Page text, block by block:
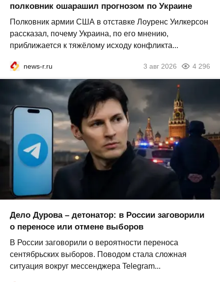
полковник ошарашил прогнозом по Украине
Полковник армии США в отставке Лоуренс Уилкерсон
рассказал, почему Украина, по его мнению,
приближается к тяжёлому исходу конфликта...
news-r.ru 3 авг 2026 4 296
Дело Дурова – детонатор: в России заговорили
о переносе или отмене выборов
В России заговорили о вероятности переноса
сентябрьских выборов. Поводом стала сложная
ситуация вокруг мессенджера Telegram...